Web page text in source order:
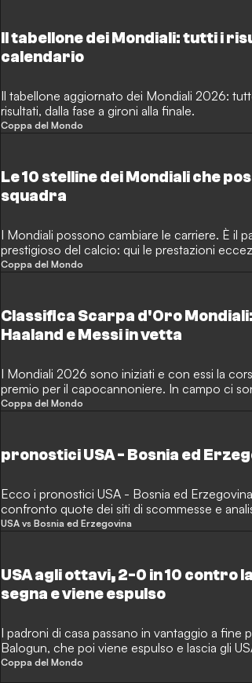
Il tabellone dei Mondiali: tutti i
calendario
Il tabellone aggiornato dei Mondiali 2026:
risultati, dalla fase a gironi alla finale.
Coppa del Mondo
Le 10 stelline dei Mondiali che
squadra
I Mondiali possono cambiare le carriere. È il
prestigioso del calcio: qui le prestazioni
e attenzione impossibili altrove. Per questo,
Coppa del Mondo
Classifica Scarpa d'Oro
Haaland e Messi in vetta
I Mondiali 2026 sono iniziati e con essi la
premio per il capocannoniere. In campo ci
la spunterà? GOAL monitora i bomber più in
Coppa del Mondo
pronostici USA - Bosnia ed
Ecco i pronostici USA - Bosnia ed
confronto quote dei siti di scommesse e
USA vs Bosnia ed Erzegovina
USA agli ottavi, 2-0 in 10 contro
segna e viene espulso
I padroni di casa passano in vantaggio a fine
Balogun, che poi viene espulso e lascia gli
La Bosnia perde Dzeko per infortunio e
Coppa del Mondo